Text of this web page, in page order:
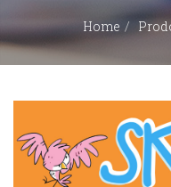
EDITORI
LIBRERIE
Home